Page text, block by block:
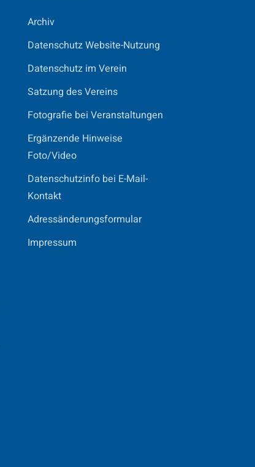
Archiv
Datenschutz Website-Nutzung
Datenschutz im Verein
Satzung des Vereins
Fotografie bei Veranstaltungen
Ergänzende Hinweise
Foto/Video
Datenschutzinfo bei E-Mail-
Kontakt
Adressänderungsformular
Impressum